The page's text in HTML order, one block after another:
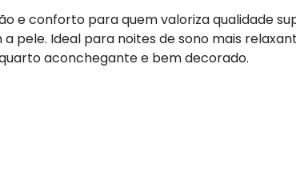
e conforto para quem valoriza qualidade
pele. Ideal para noites de sono mais
aconchegante e bem decorado.